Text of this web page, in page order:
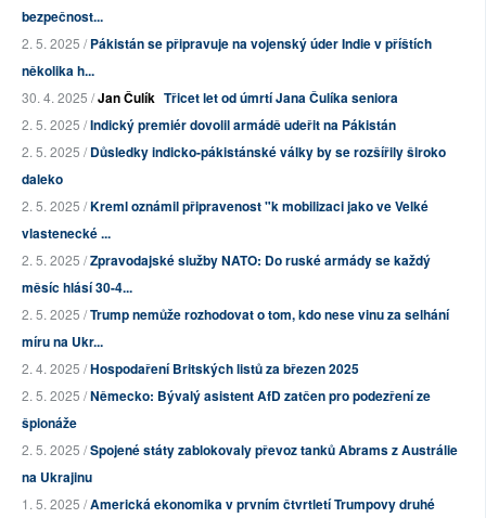
bezpečnost...
2. 5. 2025 /Pákistán se připravuje na vojenský úder Indie v příštích
několika h...
30. 4. 2025 /Jan Čulík Třicet let od úmrtí Jana Čulíka seniora
2. 5. 2025 /Indický premiér dovolil armádě udeřit na Pákistán
2. 5. 2025 /Důsledky indicko-pákistánské války by se rozšířily široko
daleko
2. 5. 2025 /Kreml oznámil připravenost "k mobilizaci jako ve Velké
vlastenecké ...
2. 5. 2025 /Zpravodajské služby NATO: Do ruské armády se každý
měsíc hlásí 30-4...
2. 5. 2025 /Trump nemůže rozhodovat o tom, kdo nese vinu za selhání
míru na Ukr...
2. 4. 2025 /Hospodaření Britských listů za březen 2025
2. 5. 2025 /Německo: Bývalý asistent AfD zatčen pro podezření ze
špionáže
2. 5. 2025 /Spojené státy zablokovaly převoz tanků Abrams z Austrálie
na Ukrajinu
1. 5. 2025 /Americká ekonomika v prvním čtvrtletí Trumpovy druhé